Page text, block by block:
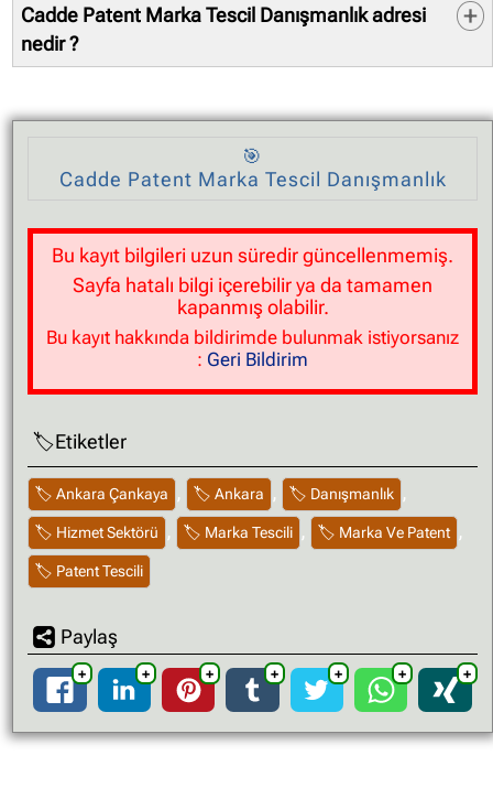
Bilgi doğruluğunu kontrol etmek bilgiyi kullanacak
kişi/kurum sorumluluğundadır. Bilgilerin hatalı olması
durumunda doğru veriler ile düzeltilmesini veya
Cadde Patent Marka Tescil Danışmanlık adresi
nedir ?
Çukurambar / Ankara
Bölge: çukurabmar / çankaya
Bilgi doğruluğunu kontrol etmek bilgiyi kullanacak
kişi/kurum sorumluluğundadır. Bilgilerin hatalı olması
tamamen kaldırılmasını talep edebilirsiniz.
🎯
Cadde Patent Marka Tescil Danışmanlık
Bu kayıt bilgileri uzun süredir güncellenmemiş.
Sayfa hatalı bilgi içerebilir ya da tamamen
kapanmış olabilir.
Bu kayıt hakkında bildirimde bulunmak istiyorsanız
: Geri Bildirim
Etiketler
Ankara Çankaya , Ankara , Danışmanlık ,
Hizmet Sektörü , Marka Tescili , Marka Ve Patent ,
Patent Tescili
Paylaş
➕ ➕ ➕ ➕ ➕ ➕ ➕